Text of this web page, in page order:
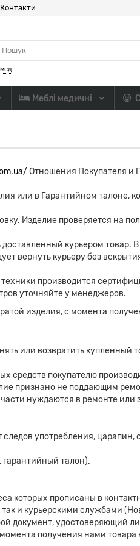
Контакти
Меблі медичні
Отношения Покупателя и
или в Гарантийном талоне,
Изделие проверяется на
доставленный курьером
вернуть курьеру без
техники производится
уточняйте у менеджеров.
изделия, с момента
или возвратить
средств покупателю
признано не поддающим
нуждаются в ремонте
употребления, царапин,
талон).
которых прописаны в
и курьерскими службами
документ, удостоверяющий
получения нами